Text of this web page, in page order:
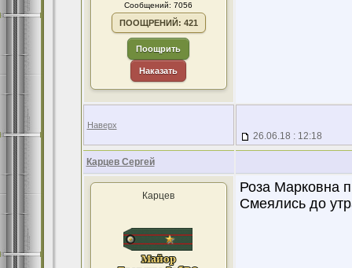
Сообщений: 7056
ПООЩРЕНИЙ: 421
Поощрить
Наказать
Наверх
26.06.18 : 12:18
Карцев Сергей
Карцев
Роза Марковна
Смеялись до